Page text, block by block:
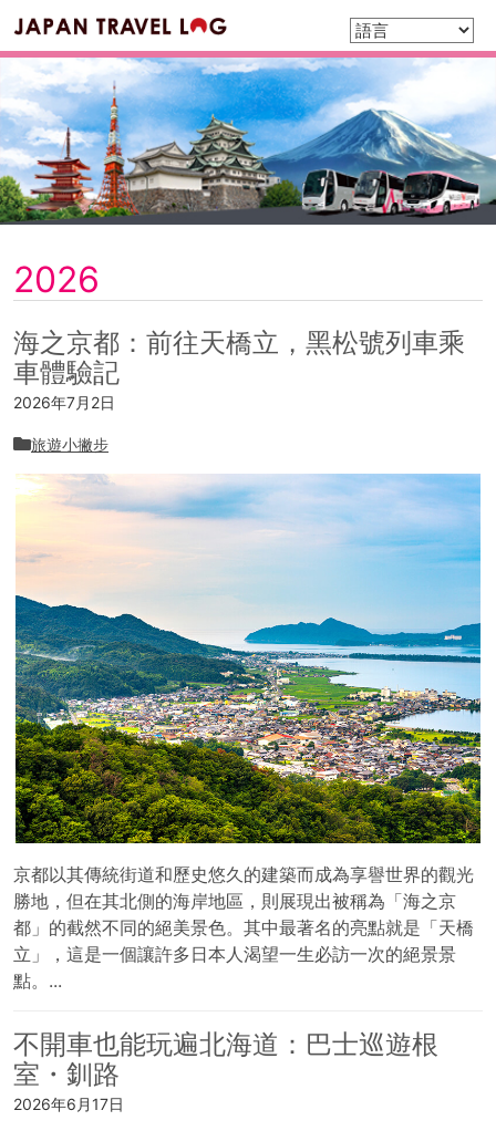
2026
海之京都：前往天橋立，黑松號列車乘
車體驗記
2026年7月2日
旅遊小撇步
京都以其傳統街道和歷史悠久的建築而成為享譽世界的觀光
勝地，但在其北側的海岸地區，則展現出被稱為「海之京
都」的截然不同的絕美景色。其中最著名的亮點就是「天橋
立」，這是一個讓許多日本人渴望一生必訪一次的絕景景
點。...
不開車也能玩遍北海道：巴士巡遊根
室・釧路
2026年6月17日